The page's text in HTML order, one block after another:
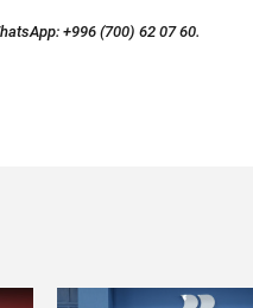
+996 (700) 62 07 60.